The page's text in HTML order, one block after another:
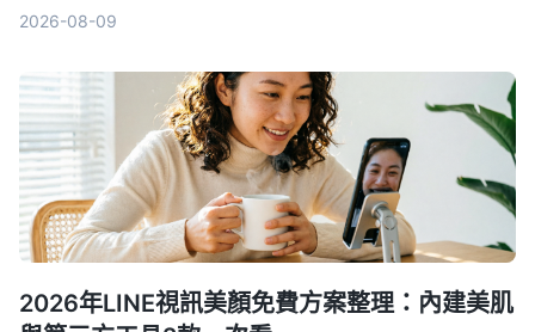
2026-08-09
2026年LINE視訊美顏免費方案整理：內建美肌